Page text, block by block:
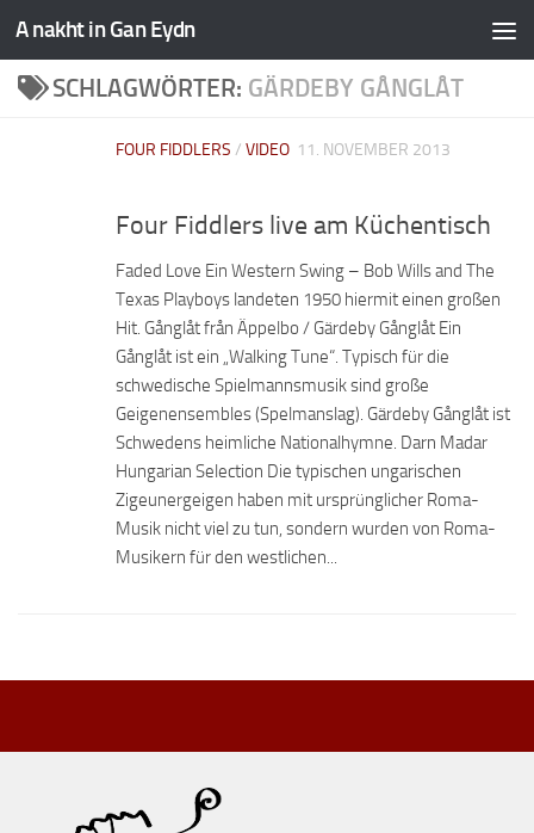
A nakht in Gan Eydn
SCHLAGWÖRTER: GÄRDEBY GÅNGLÅT
FOUR FIDDLERS / VIDEO 11. NOVEMBER 2013
Four Fiddlers live am Küchentisch
Faded Love Ein Western Swing – Bob Wills and The
Texas Playboys landeten 1950 hiermit einen großen
Hit. Gånglåt från Äppelbo / Gärdeby Gånglåt Ein
Gånglåt ist ein „Walking Tune“. Typisch für die
schwedische Spielmannsmusik sind große
Geigenensembles (Spelmanslag). Gärdeby Gånglåt ist
Schwedens heimliche Nationalhymne. Darn Madar
Hungarian Selection Die typischen ungarischen
Zigeunergeigen haben mit ursprünglicher Roma-
Musik nicht viel zu tun, sondern wurden von Roma-
Musikern für den westlichen...